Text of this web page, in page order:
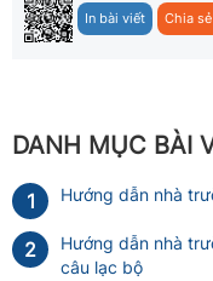
In bài viết Chia
DANH MỤC BÀI
1 Hướng dẫn nhà
2
Hướng dẫn nhà
câu lạc bộ